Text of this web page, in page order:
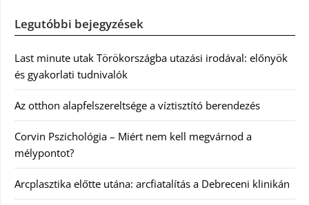
Legutóbbi bejegyzések
Last minute utak Törökországba utazási irodával: előnyök
és gyakorlati tudnivalók
Az otthon alapfelszereltsége a víztisztító berendezés
Corvin Pszichológia – Miért nem kell megvárnod a
mélypontot?
Arcplasztika előtte utána: arcfiatalítás a Debreceni klinikán